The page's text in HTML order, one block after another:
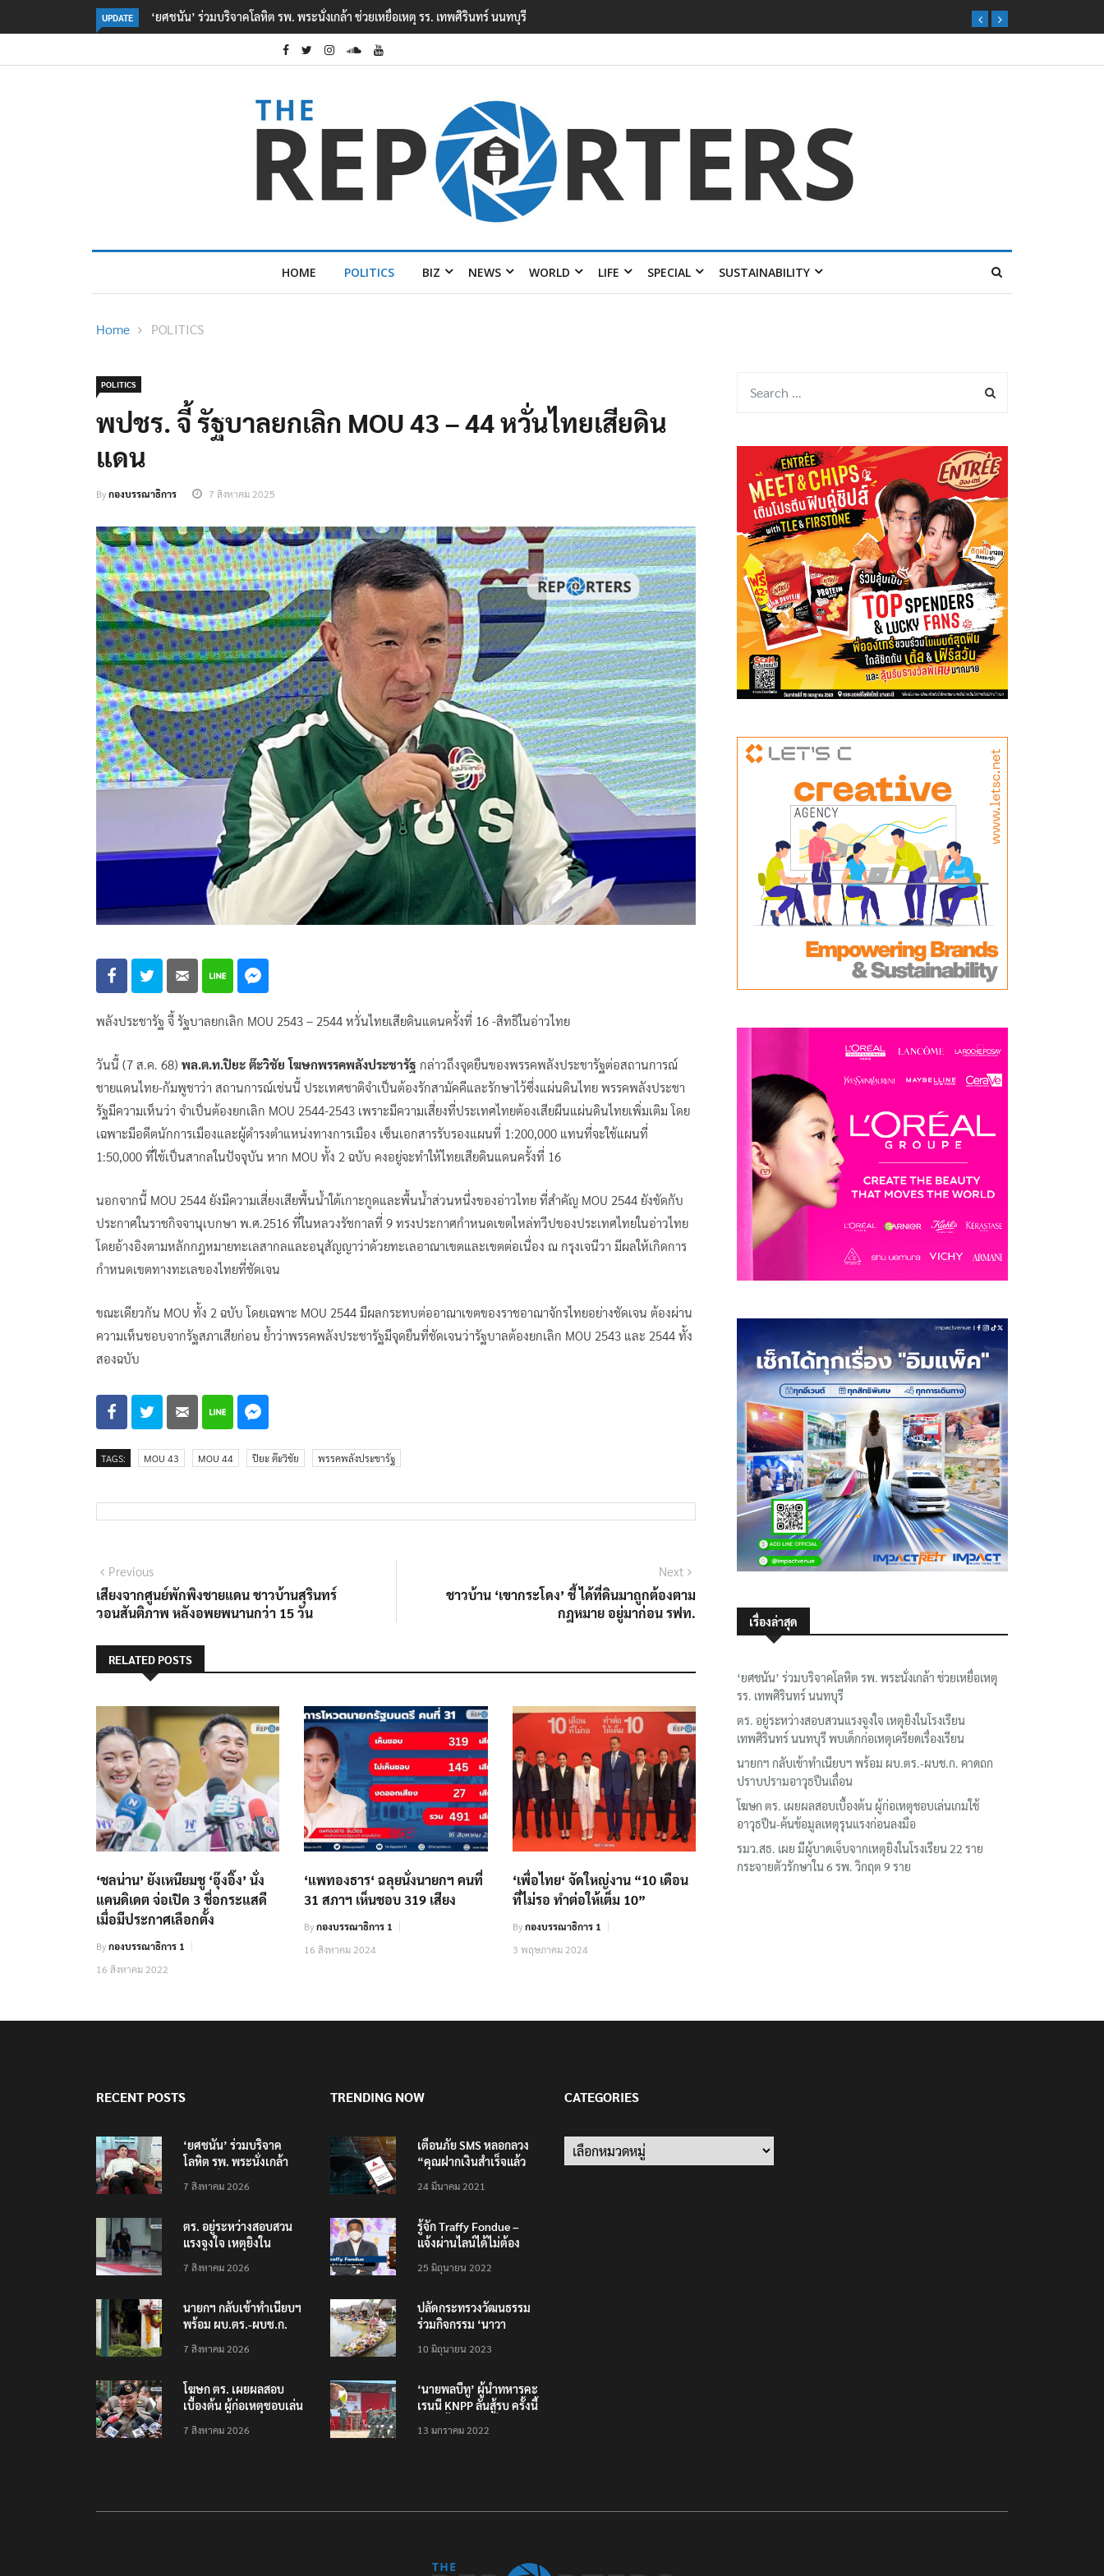
UPDATE
หยื่อเหตุ รร. เทพศิรินทร์ นนทบุรีตร. อยู่ระหว่างสอบสวนแรงจูงใจ เหตุยิงในโรงเรียนเทพศิรินทร์ นนทบุรี พบเด็กก่อ
เหตุเครียดเรื่องเรียน
HOME POLITICS BIZ NEWS WORLD LIFE SPECIAL SUSTAINABILITY
Home POLITICS
POLITICS
พปชร. จี้ รัฐบาลยกเลิก MOU 43 – 44 หวั่นไทยเสียดิน
แดน
Byกองบรรณาธิการ 7 สิงหาคม 2025
พลังประชารัฐ จี้ รัฐบาลยกเลิก MOU 2543 – 2544 หวั่นไทยเสียดินแดนครั้งที่ 16 -สิทธิในอ่าวไทย
วันนี้ (7 ส.ค. 68) พล.ต.ท.ปิยะ ต๊ะวิชัย โฆษกพรรคพลังประชารัฐ กล่าวถึงจุดยืนของพรรคพลังประชารัฐต่อสถานการณ์
ชายแดนไทย-กัมพูชาว่า สถานการณ์เช่นนี้​ ประเทศชาติจำเป็นต้องรักสามัคคีและรักษาไว้ซึ่งแผ่นดินไทย พรรคพลังประชา
รัฐมีความเห็นว่า จำเป็นต้องยกเลิก MOU 2544-2543 เพราะมีความเสี่ยงที่ประเทศไทยต้องเสียผืนแผ่นดินไทยเพิ่มเติม โดย
เฉพาะมีอดีตนักการเมืองและผู้ดำรงตำแหน่งทางการเมือง เซ็นเอกสารรับรองแผนที่ 1:200,000 แทนที่จะใช้แผนที่
1:50,000 ที่ใช้เป็นสากลในปัจจุบัน หาก MOU ทั้ง 2 ฉบับ คงอยู่จะทำให้ไทยเสียดินแดนครั้งที่ 16
นอกจากนี้​ MOU 2544 ยังมีความเสี่ยงเสียพื้นน้ำใต้เกาะกูดและพื้นน้ำส่วนหนึ่งของอ่าวไทย ที่สำคัญ MOU 2544 ยังขัดกับ
ประกาศในราชกิจจานุเบกษา พ.ศ.2516 ที่ในหลวงรัชกาลที่ 9 ทรงประกาศกำหนดเขตไหล่ทวีปของประเทศไทยในอ่าวไทย
โดยอ้างอิงตามหลักกฎหมายทะเลสากลและอนุสัญญาว่าด้วยทะเลอาณาเขตและเขตต่อเนื่อง ณ กรุงเจนีวา มีผลให้เกิดการ
กำหนดเขตทางทะเลของไทยที่ชัดเจน
ขณะเดียวกัน​ MOU​ ทั้ง 2 ฉบับ โดยเฉพาะ MOU​ 2544 มีผลกระทบต่ออาณาเขตของราชอาณาจักรไทยอย่างชัดเจน ต้องผ่าน
ความเห็นชอบจากรัฐสภาเสียก่อน ย้ำว่าพรรคพลังประชารัฐมีจุดยืนที่ชัดเจนว่ารัฐบาลต้องยกเลิก MOU 2543 และ 2544 ทั้ง
สองฉบับ
TAGS: MOU 43 MOU 44 ปิยะ ต๊ะวิชัย พรรคพลังประชารัฐ
แนะแนว
เรื่อง
PreviousPrevious
post:
เสียงจากศูนย์พักพิงชายแดน ชาวบ้านสุรินทร์
วอนสันติภาพ หลังอพยพนานกว่า 15 วัน
Next
ชาวบ้าน ‘เขากระโดง’ ชี้ ได้ที่ดินมาถูกต้องตาม
กฎหมาย อยู่มาก่อน รฟท.
RELATED POSTS
‘ชลน่าน’ ยังเหนียมชู ‘อุ๊งอิ๊ง’ นั่ง
แคนดิเดต จ่อเปิด 3 ชื่อกระแสดี
เมื่อมีประกาศเลือกตั้ง
Byกองบรรณาธิการ 1
16 สิงหาคม 2022
‘แพทองธาร‘ ฉลุยนั่งนายกฯ คนที่
31 สภาฯ เห็นชอบ 319 เสียง
Byกองบรรณาธิการ 1
16 สิงหาคม 2024
‘เพื่อไทย‘ จัดใหญ่งาน “10 เดือน
ที่ไม่รอ ทำต่อให้เต็ม 10”
Byกองบรรณาธิการ 1
3 พฤษภาคม 2024
เรื่องล่าสุด
‘ยศชนัน’ ร่วมบริจาคโลหิต รพ. พระนั่งเกล้า ช่วยเหยื่อเหตุ
รร. เทพศิรินทร์ นนทบุรี
ตร. อยู่ระหว่างสอบสวนแรงจูงใจ เหตุยิงในโรงเรียน
เทพศิรินทร์ นนทบุรี พบเด็กก่อเหตุเครียดเรื่องเรียน
นายกฯ กลับเข้าทำเนียบฯ พร้อม ผบ.ตร.-ผบช.ก. คาดถก
ปราบปรามอาวุธปืนเถื่อน
โฆษก ตร. เผยผลสอบเบื้องต้น ผู้ก่อเหตุชอบเล่นเกมใช้
อาวุธปืน-ค้นข้อมูลเหตุรุนแรงก่อนลงมือ
รมว.สธ. เผย มีผู้บาดเจ็บจากเหตุยิงในโรงเรียน 22 ราย
กระจายตัวรักษาใน 6 รพ. วิกฤต 9 ราย
RECENT POSTS
‘ยศชนัน’ ร่วมบริจาค
โลหิต รพ. พระนั่งเกล้า
เทพศิรินทร์ นนทบุรี
7 สิงหาคม 2026
ตร. อยู่ระหว่างสอบสวน
แรงจูงใจ เหตุยิงใน
นนทบุรี พบเด็กก่อเหตุ
7 สิงหาคม 2026
นายกฯ กลับเข้าทำเนียบฯ
พร้อม ผบ.ตร.-ผบช.ก.
ปืนเถื่อน
7 สิงหาคม 2026
โฆษก ตร. เผยผลสอบ
เบื้องต้น ผู้ก่อเหตุชอบเล่น
เหตุรุนแรงก่อนลงมือ
7 สิงหาคม 2026
TRENDING NOW
เตือนภัย SMS หลอกลวง
“คุณฝากเงินสำเร็จแล้ว
200,000 บาท”
24 มีนาคม 2021
รู้จัก Traffy Fondue –
แจ้งผ่านไลน์ได้ไม่ต้อง
ทั่วไทย ไม่ใช่แค่ในกรุง
25 มิถุนายน 2022
ปลัดกระทรวงวัฒนธรรม
ร่วมกิจกรรม ‘นาวา
ตักบาตรทางน้ำ
10 มิถุนายน 2023
‘นายพลบีทู’ ผู้นำทหารคะ
เรนนี KNPP ลั่นสู้รบ ครั้งนี้
ประชาชนต้องชนะ
13 มกราคม 2022
CATEGORIES
Categories